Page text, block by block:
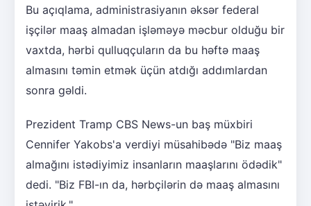
Bu açıqlama, administrasiyanın əksər federal
işçilər maaş almadan işləməyə məcbur olduğu bir
vaxtda, hərbi qulluqçuların da bu həftə maaş
almasını təmin etmək üçün atdığı addımlardan
sonra gəldi.
Prezident Tramp CBS News-un baş müxbiri
Cennifer Yakobs'a verdiyi müsahibədə "Biz maaş
almağını istədiyimiz insanların maaşlarını ödədik"
dedi. "Biz FBI-ın da, hərbçilərin də maaş almasını